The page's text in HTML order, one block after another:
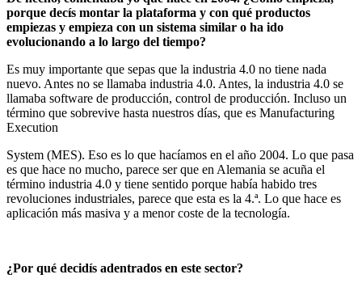
porque decís montar la plataforma y con qué productos
empiezas y empieza con un sistema similar o ha ido
evolucionando a lo largo del tiempo?
Es muy importante que sepas que la industria 4.0 no tiene nada
nuevo. Antes no se llamaba industria 4.0. Antes, la industria 4.0 se
llamaba software de producción, control de producción. Incluso un
término que sobrevive hasta nuestros días, que es Manufacturing
Execution
System (MES). Eso es lo que hacíamos en el año 2004. Lo que pasa
es que hace no mucho, parece ser que en Alemania se acuña el
término industria 4.0 y tiene sentido porque había habido tres
revoluciones industriales, parece que esta es la 4.ª. Lo que hace es
aplicación más masiva y a menor coste de la tecnología.
¿Por qué decidís adentrados en este sector?